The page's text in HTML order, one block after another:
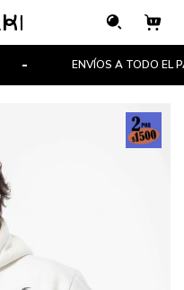
ENVÍOS A TODO EL